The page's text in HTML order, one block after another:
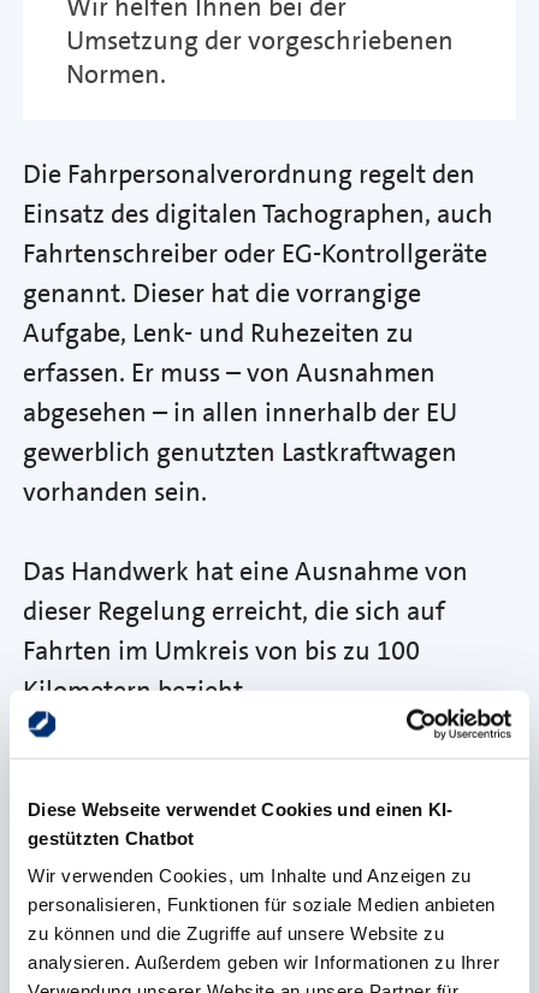
Diese Webseite verwendet Cookies und einen KI-
gestützten Chatbot
Wir verwenden Cookies, um Inhalte und Anzeigen zu
personalisieren, Funktionen für soziale Medien anbieten
zu können und die Zugriffe auf unsere Website zu
analysieren. Außerdem geben wir Informationen zu Ihrer
Umsetzung der vorgeschriebenen
Normen.
Die Fahrpersonalverordnung regelt den
Einsatz des digitalen Tachographen, auch
Fahrtenschreiber oder EG-Kontrollgeräte
genannt. Dieser hat die vorrangige
Aufgabe, Lenk- und Ruhezeiten zu
erfassen. Er muss – von Ausnahmen
abgesehen – in allen innerhalb der EU
gewerblich genutzten Lastkraftwagen
vorhanden sein.
Das Handwerk hat eine Ausnahme von
dieser Regelung erreicht, die sich auf
Fahrten im Umkreis von bis zu 100
Kilometern bezieht.
Die Ausnahme betrifft das Gesamtgewicht
des Fahrzeugs. Alle LKW mit bis zu 7,5
Tonnen Gewicht brauchen keinen
Tachographen mehr. Zuvor lag die Grenze
bei 3,5 Tonnen. Diese Ausnahme gilt aber
nur, wenn das Führen eines Fahrzeugs